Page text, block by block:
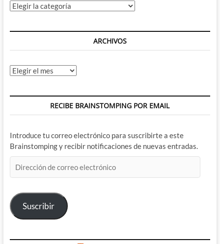
Categorías
ARCHIVOS
Archivos
RECIBE BRAINSTOMPING POR EMAIL
Introduce tu correo electrónico para suscribirte a este
Brainstomping y recibir notificaciones de nuevas entradas.
de
electrónico
Suscribir